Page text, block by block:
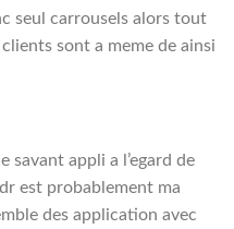
seul carrousels alors tout
clients sont a meme de ainsi
appli a l’egard de
est probablement ma
des application avec